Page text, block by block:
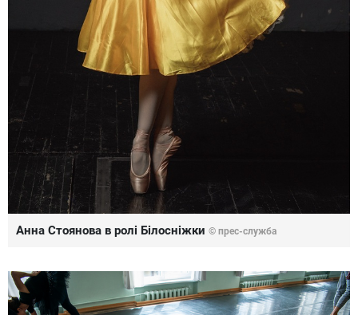
Анна Стоянова в ролі Білосніжки © прес-служба